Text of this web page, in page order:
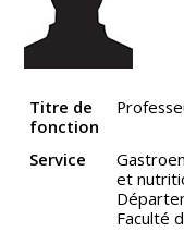
Titre de
fonction
Service
et
Faculté